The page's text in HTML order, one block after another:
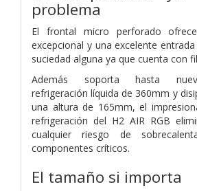
problema
El frontal micro perforado
excepcional y una excelente
suciedad alguna ya que cuenta con
Además soporta hasta
refrigeración líquida de 360​​mm y
una altura de 165mm, el
refrigeración del H2 AIR RGB
cualquier riesgo de
componentes críticos.
El tamaño si importa